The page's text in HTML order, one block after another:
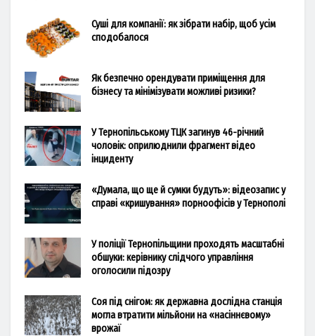
Суші для компанії: як зібрати набір, щоб усім
сподобалося
Як безпечно орендувати приміщення для
бізнесу та мінімізувати можливі ризики?
У Тернопільському ТЦК загинув 46-річний
чоловік: оприлюднили фрагмент відео
інциденту
«Думала, що ще й сумки будуть»: відеозапис у
справі «кришування» порноофісів у Тернополі
У поліції Тернопільщини проходять масштабні
обшуки: керівнику слідчого управління
оголосили підозру
Соя під снігом: як державна дослідна станція
могла втратити мільйони на «насіннєвому»
врожаї